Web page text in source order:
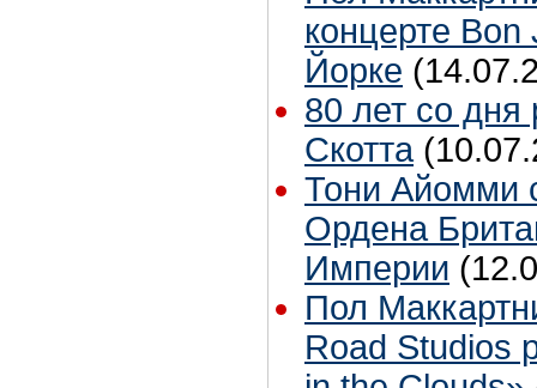
концерте
Йорке
80 лет со
Скотта
Тони Айомми
Ордена
Империи
Пол
Road Studios